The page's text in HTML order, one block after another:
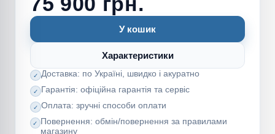
У кошик
Характеристики
Доставка: по Україні, швидко і акуратно
Гарантія: офіційна гарантія та сервіс
Оплата: зручні способи оплати
Повернення: обмін/повернення за правилами
магазину